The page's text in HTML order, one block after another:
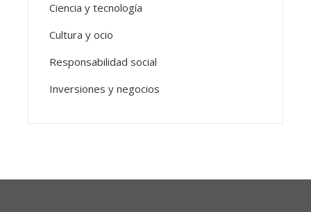
Ciencia y tecnología
Cultura y ocio
Responsabilidad social
Inversiones y negocios